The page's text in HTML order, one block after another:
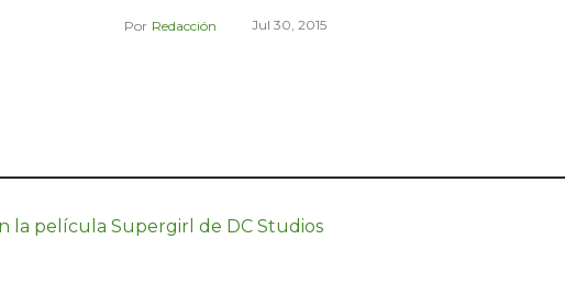
Redacción Jul 30, 2015